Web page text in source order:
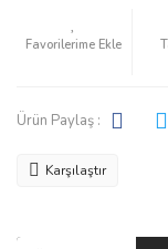
Ürün Paylaş :
Karşılaştır